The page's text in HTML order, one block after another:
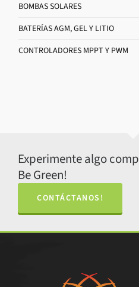
BOMBAS SOLARES
BATERÍAS AGM, GEL Y LITIO
CONTROLADORES MPPT Y PWM
Experimente algo
Be Green!
CONTÁCTANOS!